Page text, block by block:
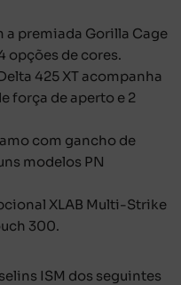
a premiada Gorilla Cage
opções de cores.
425 XT acompanha
força de aperto e 2
com gancho de
modelos PN
XLAB Multi-Strike
300.
ISM dos seguintes